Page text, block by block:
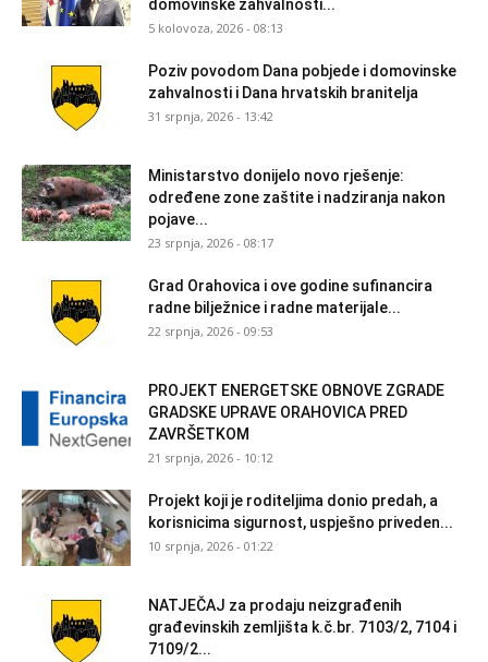
domovinske zahvalnosti...
5 kolovoza, 2026 - 08:13
Poziv povodom Dana pobjede i domovinske
zahvalnosti i Dana hrvatskih branitelja
31 srpnja, 2026 - 13:42
Ministarstvo donijelo novo rješenje:
određene zone zaštite i nadziranja nakon
pojave...
23 srpnja, 2026 - 08:17
Grad Orahovica i ove godine sufinancira
radne bilježnice i radne materijale...
22 srpnja, 2026 - 09:53
PROJEKT ENERGETSKE OBNOVE ZGRADE
GRADSKE UPRAVE ORAHOVICA PRED
ZAVRŠETKOM
21 srpnja, 2026 - 10:12
Projekt koji je roditeljima donio predah, a
korisnicima sigurnost, uspješno priveden...
10 srpnja, 2026 - 01:22
NATJEČAJ za prodaju neizgrađenih
građevinskih zemljišta k.č.br. 7103/2, 7104 i
7109/2...